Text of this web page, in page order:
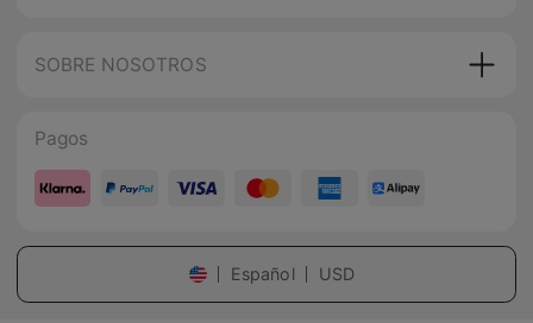
SOBRE NOSOTROS
Pagos
Español USD